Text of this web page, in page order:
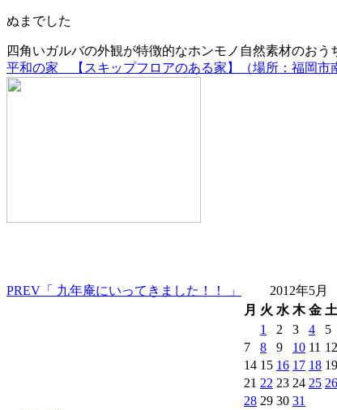
ぬまでした
四角いガルバの外観が特徴的なホンモノ自然素材のおう
平和の家 【スキップフロアのある家】（場所：福岡市
PREV 「 九年庵にいってきました！！ 」
2012年5月
月 火 水 木 金 土
1
2 3 4 5
7
8 9 10 11 12
14 15 16 17 18 19
21 22 23 24 25 26
28 29 30 31